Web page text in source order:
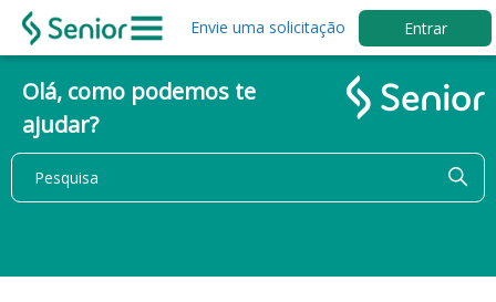
Envie uma solicitação Entrar
Olá, como podemos te
ajudar?